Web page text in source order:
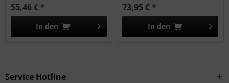
55,46 € *
In den
73,95 € *
In den
Service Hotline